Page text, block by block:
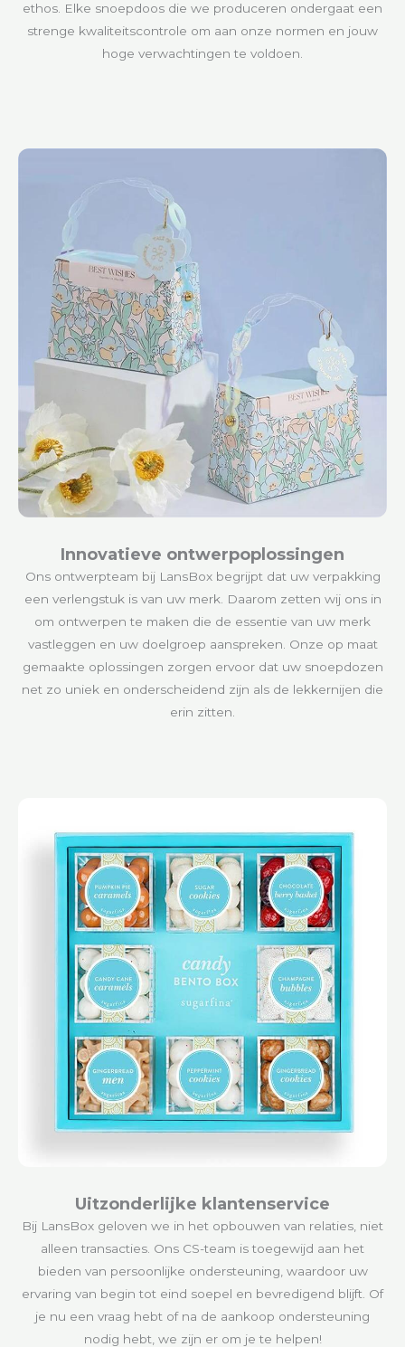
ethos. Elke snoepdoos die we produceren ondergaat een
strenge kwaliteitscontrole om aan onze normen en jouw
hoge verwachtingen te voldoen.
Innovatieve ontwerpoplossingen
Ons ontwerpteam bij LansBox begrijpt dat uw verpakking
een verlengstuk is van uw merk. Daarom zetten wij ons in
om ontwerpen te maken die de essentie van uw merk
vastleggen en uw doelgroep aanspreken. Onze op maat
gemaakte oplossingen zorgen ervoor dat uw snoepdozen
net zo uniek en onderscheidend zijn als de lekkernijen die
erin zitten.
Uitzonderlijke klantenservice
Bij LansBox geloven we in het opbouwen van relaties, niet
alleen transacties. Ons CS-team is toegewijd aan het
bieden van persoonlijke ondersteuning, waardoor uw
ervaring van begin tot eind soepel en bevredigend blijft. Of
je nu een vraag hebt of na de aankoop ondersteuning
nodig hebt, we zijn er om je te helpen!